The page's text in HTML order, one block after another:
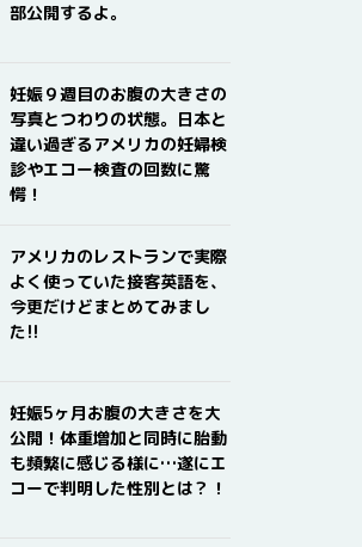
部公開するよ。
妊娠９週目のお腹の大きさの
写真とつわりの状態。日本と
違い過ぎるアメリカの妊婦検
診やエコー検査の回数に驚
愕！
アメリカのレストランで実際
よく使っていた接客英語を、
今更だけどまとめてみまし
た!!
妊娠5ヶ月お腹の大きさを大
公開！体重増加と同時に胎動
も頻繁に感じる様に…遂にエ
コーで判明した性別とは？！